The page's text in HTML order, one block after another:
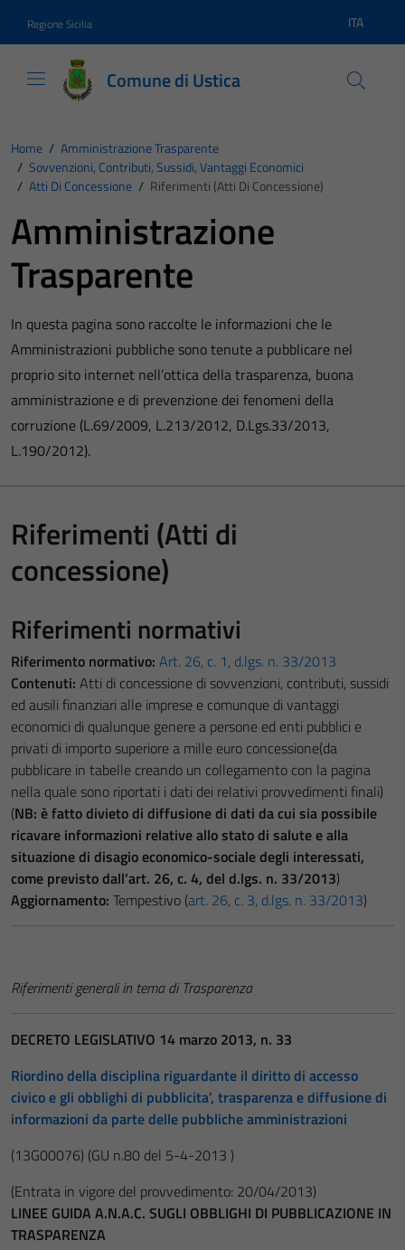
Regione Sicilia Lingua
ITA
Comune di Ustica
Home / Amministrazione Trasparente
/ Sovvenzioni, Contributi, Sussidi, Vantaggi Economici
/ Atti Di Concessione / Riferimenti (Atti Di Concessione)
Amministrazione
Trasparente
In questa pagina sono raccolte le informazioni che le
Amministrazioni pubbliche sono tenute a pubblicare nel
proprio sito internet nell’ottica della trasparenza, buona
amministrazione e di prevenzione dei fenomeni della
corruzione (L.69/2009, L.213/2012, D.Lgs.33/2013,
L.190/2012).
Riferimenti (Atti di
concessione)
Riferimenti normativi
Riferimento normativo: Art. 26, c. 1, d.lgs. n. 33/2013
Contenuti: Atti di concessione di sovvenzioni, contributi, sussidi
ed ausili finanziari alle imprese e comunque di vantaggi
economici di qualunque genere a persone ed enti pubblici e
privati di importo superiore a mille euro concessione(da
pubblicare in tabelle creando un collegamento con la pagina
nella quale sono riportati i dati dei relativi provvedimenti finali)
(NB: è fatto divieto di diffusione di dati da cui sia possibile
ricavare informazioni relative allo stato di salute e alla
situazione di disagio economico-sociale degli interessati,
come previsto dall’art. 26, c. 4, del d.lgs. n. 33/2013)
Aggiornamento: Tempestivo (art. 26, c. 3, d.lgs. n. 33/2013)
Riferimenti generali in tema di Trasparenza
DECRETO LEGISLATIVO 14 marzo 2013, n. 33
Riordino della disciplina riguardante il diritto di accesso
civico e gli obblighi di pubblicita’, trasparenza e diffusione di
informazioni da parte delle pubbliche amministrazioni
(13G00076) (GU n.80 del 5-4-2013 )
(Entrata in vigore del provvedimento: 20/04/2013)
LINEE GUIDA A.N.A.C. SUGLI OBBLIGHI DI PUBBLICAZIONE IN
TRASPARENZA